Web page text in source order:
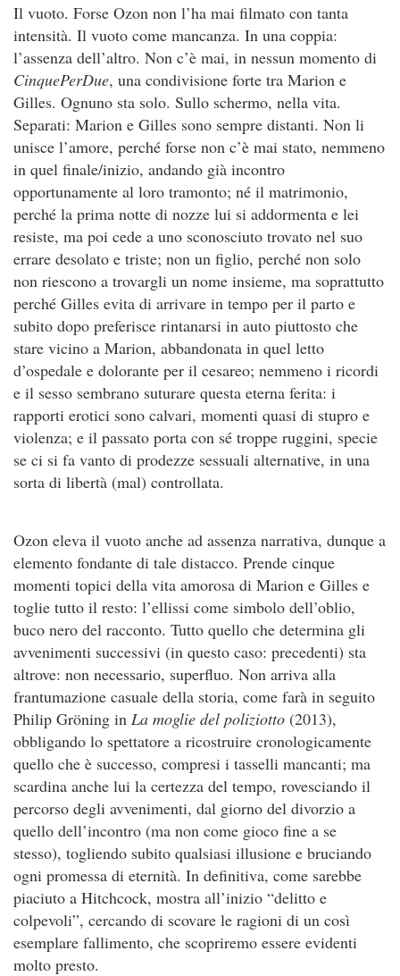
Il vuoto. Forse Ozon non l’ha mai filmato con tanta
intensità. Il vuoto come mancanza. In una coppia:
l’assenza dell’altro. Non c’è mai, in nessun momento di
CinquePerDue, una condivisione forte tra Marion e
Gilles. Ognuno sta solo. Sullo schermo, nella vita.
Separati: Marion e Gilles sono sempre distanti. Non li
unisce l’amore, perché forse non c’è mai stato, nemmeno
in quel finale/inizio, andando già incontro
opportunamente al loro tramonto; né il matrimonio,
perché la prima notte di nozze lui si addormenta e lei
resiste, ma poi cede a uno sconosciuto trovato nel suo
errare desolato e triste; non un figlio, perché non solo
non riescono a trovargli un nome insieme, ma soprattutto
perché Gilles evita di arrivare in tempo per il parto e
subito dopo preferisce rintanarsi in auto piuttosto che
stare vicino a Marion, abbandonata in quel letto
d’ospedale e dolorante per il cesareo; nemmeno i ricordi
e il sesso sembrano suturare questa eterna ferita: i
rapporti erotici sono calvari, momenti quasi di stupro e
violenza; e il passato porta con sé troppe ruggini, specie
se ci si fa vanto di prodezze sessuali alternative, in una
sorta di libertà (mal) controllata.
Ozon eleva il vuoto anche ad assenza narrativa, dunque a
elemento fondante di tale distacco. Prende cinque
momenti topici della vita amorosa di Marion e Gilles e
toglie tutto il resto: l’ellissi come simbolo dell’oblio,
buco nero del racconto. Tutto quello che determina gli
avvenimenti successivi (in questo caso: precedenti) sta
altrove: non necessario, superfluo. Non arriva alla
frantumazione casuale della storia, come farà in seguito
Philip Gröning in La moglie del poliziotto (2013),
obbligando lo spettatore a ricostruire cronologicamente
quello che è successo, compresi i tasselli mancanti; ma
scardina anche lui la certezza del tempo, rovesciando il
percorso degli avvenimenti, dal giorno del divorzio a
quello dell’incontro (ma non come gioco fine a se
stesso), togliendo subito qualsiasi illusione e bruciando
ogni promessa di eternità. In definitiva, come sarebbe
piaciuto a Hitchcock, mostra all’inizio “delitto e
colpevoli”, cercando di scovare le ragioni di un così
esemplare fallimento, che scopriremo essere evidenti
molto presto.